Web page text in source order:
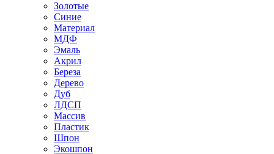
Золотые
Синие
Материал
МДФ
Эмаль
Акрил
Береза
Дерево
Дуб
ЛДСП
Массив
Пластик
Шпон
Экошпон